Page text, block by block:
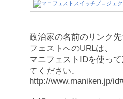
政治家の名前のリンク
フェストへのURLは、
マニフェストIDを使っ
てください。
http://www.maniken.jp/